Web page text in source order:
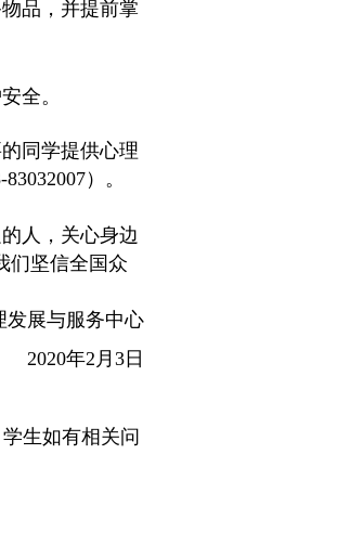
品，并提前掌
全。
同学提供心理
）。
人，关心身边
们坚信全国众
发展与服务中心
2020年2月3日
生如有相关问